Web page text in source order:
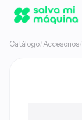
Catálogo/Accesorios/